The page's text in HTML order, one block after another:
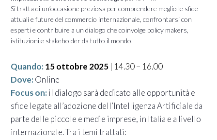
Si tratta di un’occasione preziosa per comprendere meglio le sfide
attuali e future del commercio internazionale, confrontarsi con
esperti e contribuire a un dialogo che coinvolge policy makers,
istituzioni e stakeholder da tutto il mondo.
Quando:15 ottobre 2025 | 14.30 – 16.00
Dove:Online
Focus on:il dialogo sarà dedicato alle opportunità e
sfide legate all’adozione dell’Intelligenza Artificiale da
parte delle piccole e medie imprese, in Italia e a livello
internazionale. Tra i temi trattati: